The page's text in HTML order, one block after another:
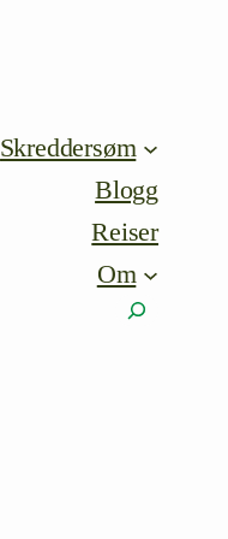
Skreddersøm
Blogg
Reiser
Om
Søk